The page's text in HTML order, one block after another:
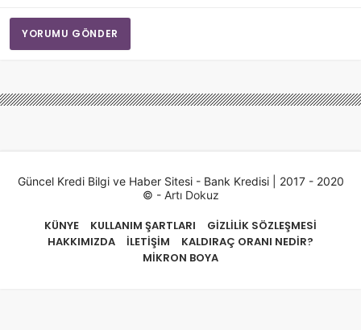
YORUMU GÖNDER
Güncel Kredi Bilgi ve Haber Sitesi - Bank Kredisi | 2017 - 2020
© - Artı Dokuz
KÜNYE KULLANIM ŞARTLARI
GIZLILIK SÖZLEŞMESI
HAKKIMIZDA
İLETIŞIM
KALDIRAÇ ORANI NEDIR?
MIKRON BOYA